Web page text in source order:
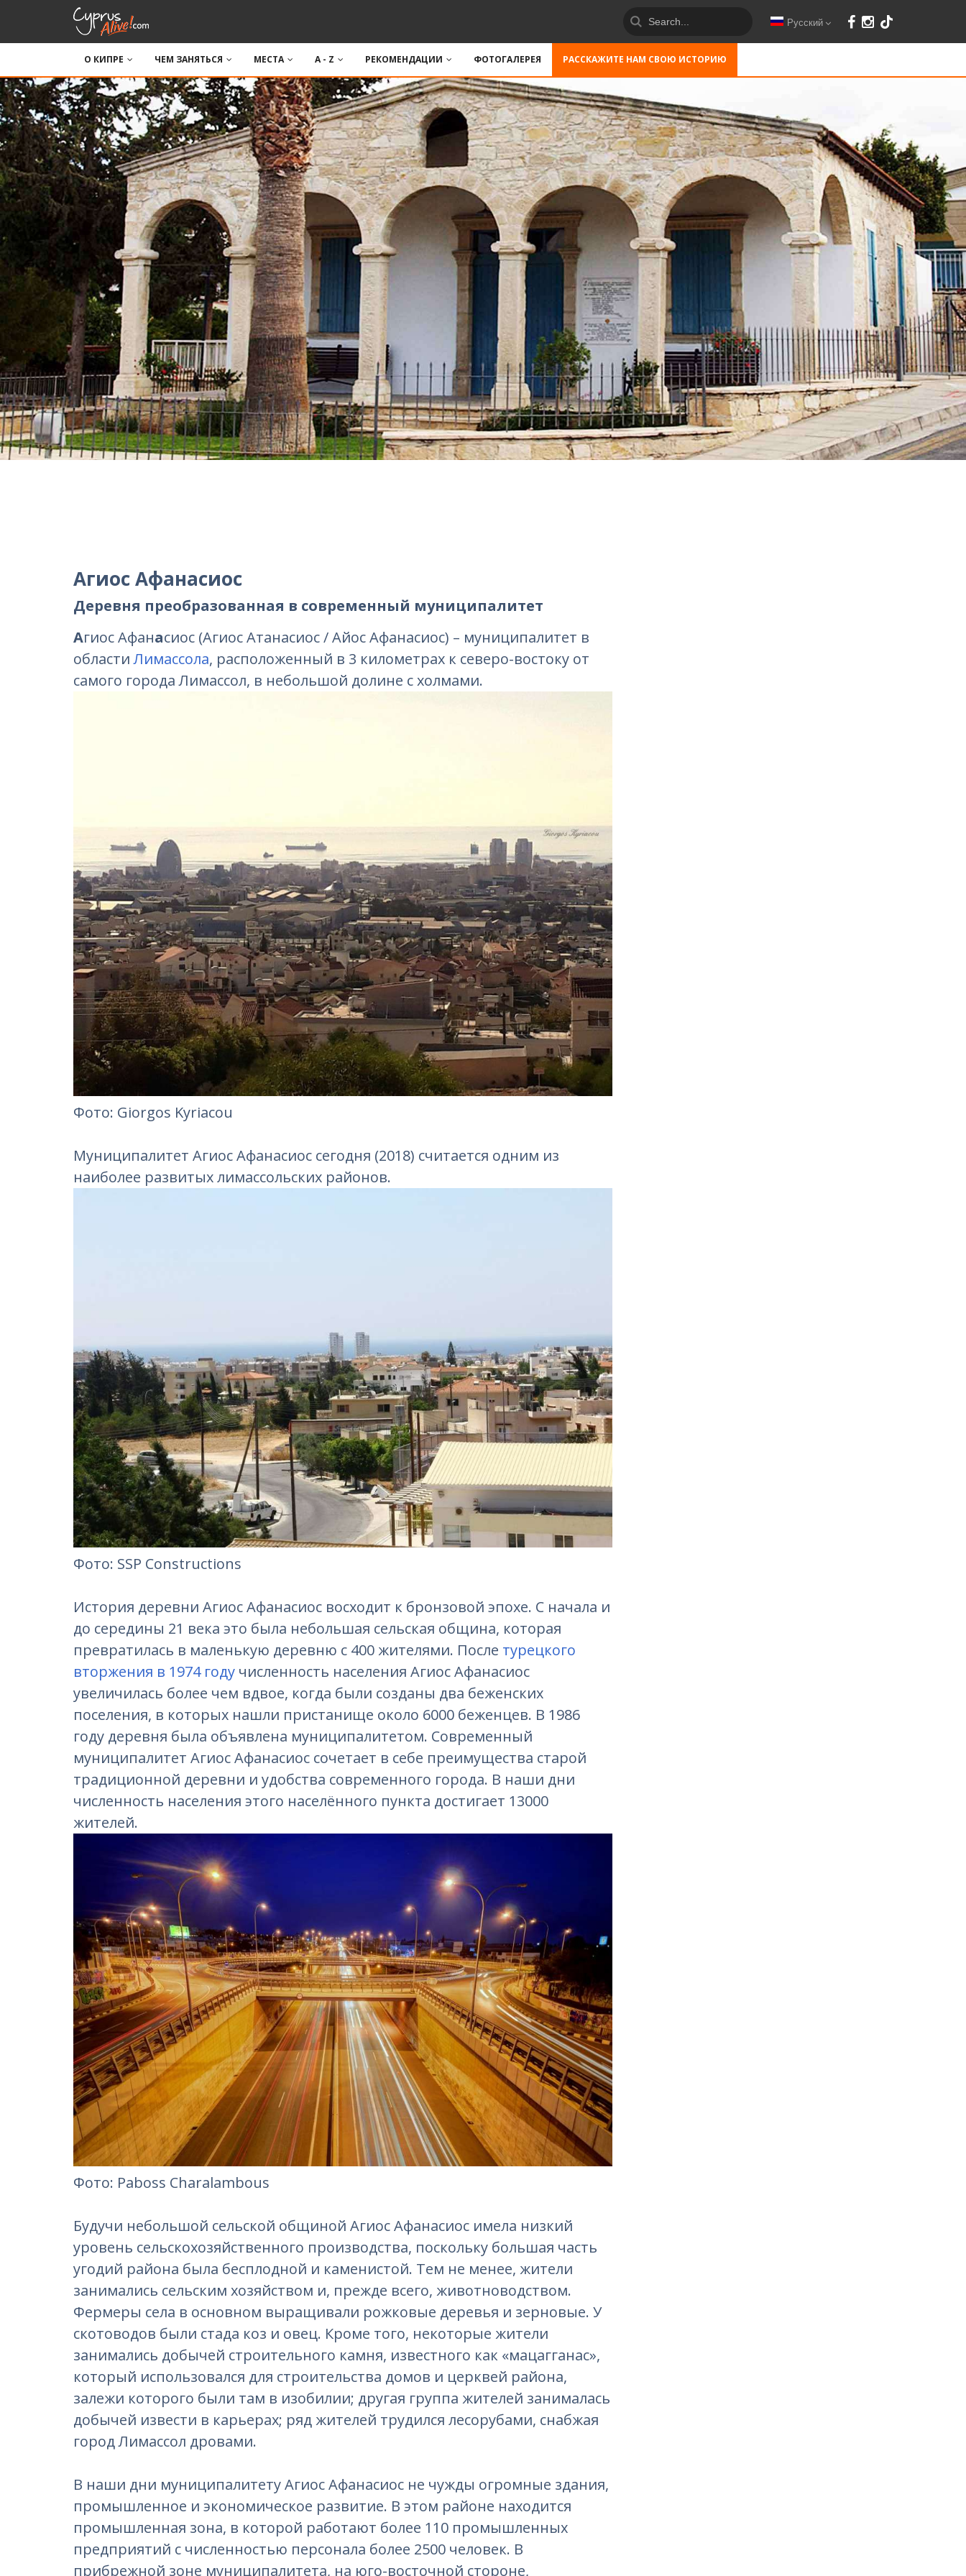
Русский
О КИПРЕ ЧЕМ ЗАНЯТЬСЯ МЕСТА A - Z РЕКОМЕНДАЦИИ ФОТОГАЛЕРЕЯ РАССКАЖИТЕ НАМ СВОЮ ИСТОРИЮ
Агиос Афанасиос
Деревня преобразованная в современный муниципалитет
Агиос Афанасиос (Агиос Атанасиос / Айос Афанасиос) – муниципалитет в
областиЛимассола, расположенный в 3 километрах к северо-востоку от
самого города Лимассол, в небольшой долине с холмами.
Фотo: Giorgos Kyriacou
Муниципалитет Агиос Афанасиос сегодня (2018) считается одним из
наиболее развитых лимассольских районов.
Фотo: SSP Constructions
История деревни Агиос Афанасиос восходит к бронзовой эпохе. С начала и
до середины 21 века это была небольшая сельская община, которая
превратилась в маленькую деревню с 400 жителями. После турецкого
вторжения в 1974 году численность населения Агиос Афанасиос
увеличилась более чем вдвое, когда были созданы два беженских
поселения, в которых нашли пристанище около 6000 беженцев. В 1986
году деревня была объявлена муниципалитетом. Современный
муниципалитет Агиос Афанасиос сочетает в себе преимущества старой
традиционной деревни и удобства современного города. В наши дни
численность населения этого населённого пункта достигает 13000
жителей.
Фотo: Paboss Charalambous
Будучи небольшой сельской общиной Агиос Афанасиос имела низкий
уровень сельскохозяйственного производства, поскольку большая часть
угодий района была бесплодной и каменистой. Тем не менее, жители
занимались сельским хозяйством и, прежде всего, животноводством.
Фермеры села в основном выращивали рожковые деревья и зерновые. У
скотоводов были стада коз и овец. Кроме того, некоторые жители
занимались добычей строительного камня, известного как «мацагганас»,
который использовался для строительства домов и церквей района,
залежи которого были там в изобилии; другая группа жителей занималась
добычей извести в карьерах; ряд жителей трудился лесорубами, снабжая
город Лимассол дровами.
В наши дни муниципалитету Агиос Афанасиос не чужды огромные здания,
промышленное и экономическое развитие. В этом районе находится
промышленная зона, в которой работают более 110 промышленных
предприятий с численностью персонала более 2500 человек. В
прибрежной зоне муниципалитета, на юго-восточной стороне,